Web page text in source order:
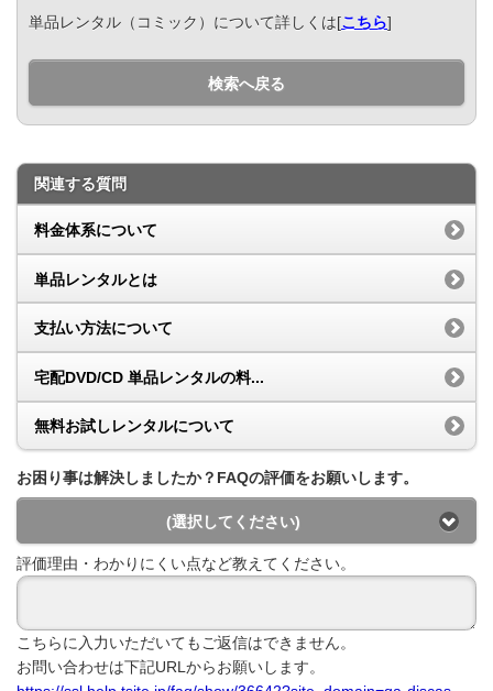
単品レンタル（コミック）について詳しくは[こちら]
検索へ戻る
関連する質問
料金体系について
単品レンタルとは
支払い方法について
宅配DVD/CD 単品レンタルの料...
無料お試しレンタルについて
お困り事は解決しましたか？FAQの評価をお願いします。
(選択してください)
評価理由・わかりにくい点など教えてください。
こちらに入力いただいてもご返信はできません。
お問い合わせは下記URLからお願いします。